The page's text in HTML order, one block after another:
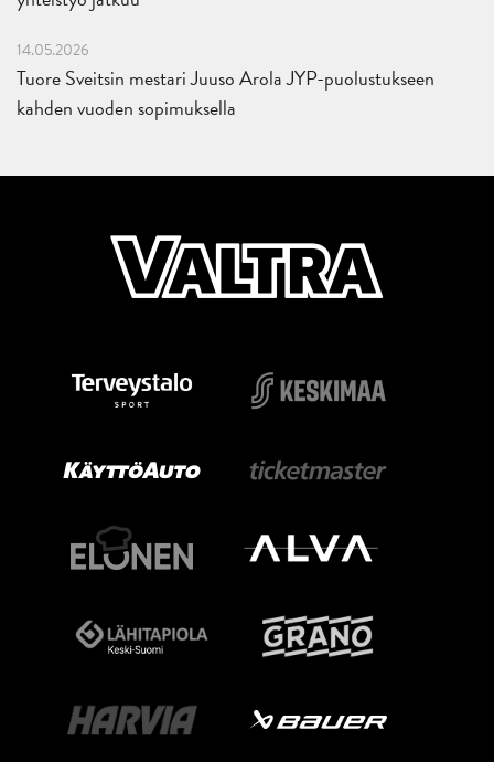
14.05.2026
Tuore Sveitsin mestari Juuso Arola JYP-puolustukseen
kahden vuoden sopimuksella